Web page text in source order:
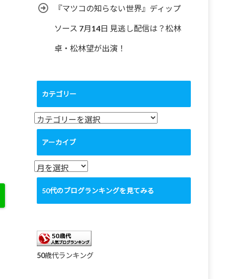
『マツコの知らない世界』ディップ
ソース 7月14日 見逃し配信は？松林
卓・松林望が出演！
カテゴリー
カ
テ
リ
ー
アーカイブ
ア
ー
イ
50代のブログランキングを見てみる
50歳代ランキング